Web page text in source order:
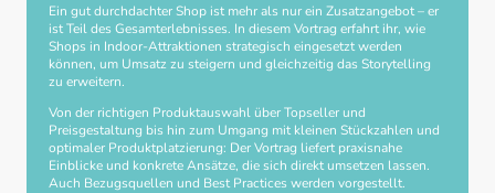
Ein gut durchdachter Shop ist mehr als nur ein Zusatzangebot – er
ist Teil des Gesamterlebnisses. In diesem Vortrag erfahrt ihr, wie
Shops in Indoor-Attraktionen strategisch eingesetzt werden
können, um Umsatz zu steigern und gleichzeitig das Storytelling
zu erweitern.
Von der richtigen Produktauswahl über Topseller und
Preisgestaltung bis hin zum Umgang mit kleinen Stückzahlen und
optimaler Produktplatzierung: Der Vortrag liefert praxisnahe
Einblicke und konkrete Ansätze, die sich direkt umsetzen lassen.
Auch Bezugsquellen und Best Practices werden vorgestellt.